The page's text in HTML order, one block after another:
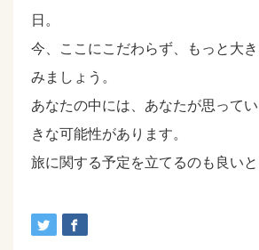
日。
今、ここにこだわらず、もっと大
みましょう。
あなたの中には、あなたが思って
きな可能性があります。
旅に関する予定を立てるのも良いと